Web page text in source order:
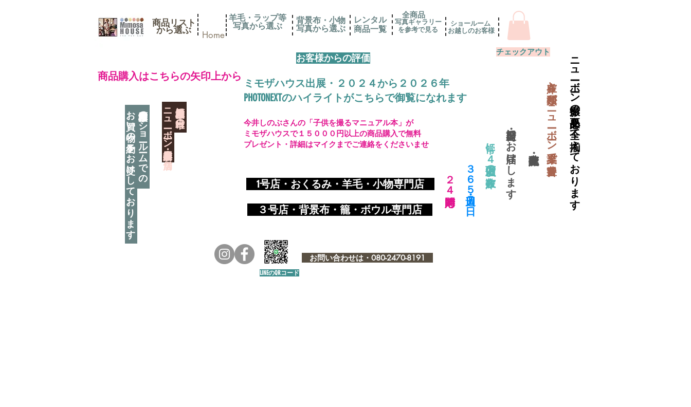
商品リスト
​から選ぶ Home
​商品購入はこちらの矢印上から
神奈川県相模原市に日本唯一の
​ニューボーン撮影用小道具店・３店舗
羊毛・ラップ等
写真から選ぶ
背景布・小物
​写真から選ぶ
レンタル
​商品一覧
写真ギャラリー
を参考で見る
全商品
お客様からの評価
ミモザハウス出展・２０２４から２０２６年
PHOTONEXTのハイライトがこちらで御覧になれます
神奈川県相模原市のショールームでの
お買い物の予約をお受けしております 1号店・おくるみ・羊毛・小物専門店
​ ３号店・背景布・籠・ボウル専門店
お問い合わせは・080-2470-8191
ショールーム
お越しのお客様
チェックアウト
​２４時間対応 ​３６５日・週７日
常に４万個以上の在庫数 当日出荷・翌日にお届けします
​在庫と種類がニューボーン業界で一番豊富ニューボーン撮影の必要品を全て揃えております
今井しのぶさんの「子供を撮るマニュアル本」が
ミモザハウスで１５０００円以上の商品購入で無料
プレゼント・詳細はマイクまでご連絡をくださいませ
LINEのQRコード